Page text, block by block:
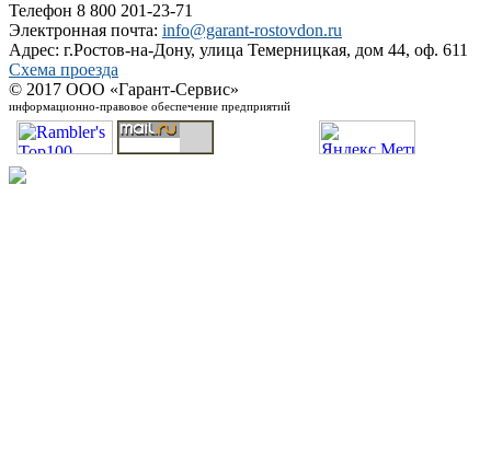
Телефон 8 800 201-23-71
Электронная почта: info@garant-rostovdon.ru
Адрес: г.Ростов-на-Дону, улица Темерницкая, дом 44, оф. 611
Схема проезда
© 2017 ООО «Гарант-Сервис»
информационно-правовое обеспечение предприятий